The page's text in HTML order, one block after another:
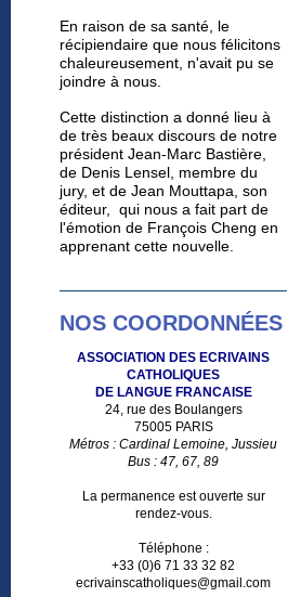
En raison de sa santé, le
récipiendaire que nous félicitons
chaleureusement, n'avait pu se
joindre à nous.
Cette distinction a donné lieu à
de très beaux discours de notre
président Jean-Marc Bastière,
de Denis Lensel, membre du
jury, et de Jean Mouttapa, son
éditeur, qui nous a fait part de
l'émotion de François Cheng en
apprenant cette nouvelle.
NOS COORDONNÉES
ASSOCIATION DES ECRIVAINS
CATHOLIQUES
DE LANGUE FRANCAISE
24, rue des Boulangers
75005 PARIS
Métros : Cardinal Lemoine, Jussieu
Bus : 47, 67, 89
La permanence est ouverte sur
rendez-vous.
Téléphone :
+33 (0)6 71 33 32 82
ecrivainscatholiques@gmail.com